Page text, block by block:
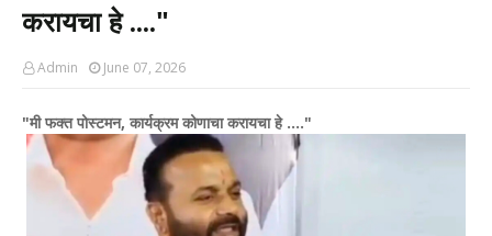
करायचा हे ...."
Admin June 07, 2026
"मी फक्त पोस्टमन, कार्यक्रम कोणाचा करायचा हे ...."